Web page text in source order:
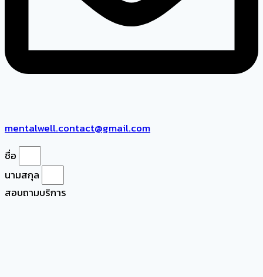
mentalwell.contact@gmail.com
ชื่อ
นามสกุล
สอบถามบริการ